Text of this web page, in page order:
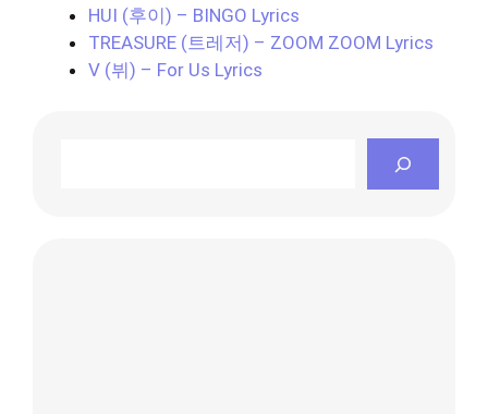
HUI (후이) – BINGO Lyrics
TREASURE (트레저) – ZOOM ZOOM Lyrics
V (뷔) – For Us Lyrics